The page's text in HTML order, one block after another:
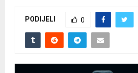
M
PODIJELI 0